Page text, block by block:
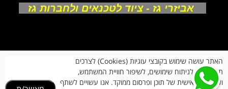
אביזרי גז - ציוד לטכנאים ולחברות גז
צור קשר
תקנון חנות
מעקב הזמנות
האתר עושה שימוש בקובצי עוגיות (Cookies) לצרכים
תפעוליים, לניתוח שימושים, לשיפור חוויית המשתמש,
ולהתאמה אישית של תוכן ופרסום ממוקד. אנו עשויים לשתף